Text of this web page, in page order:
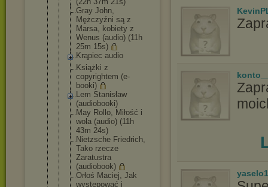
Gray John,
Mężczyźni są z
Marsa, kobiety z
Wenus (audio) (11h
25m 15s)
Krąpiec audio
Książki z
copyrightem (e-
booki)
Lem Stanisław
(audiobooki)
May Rollo, Miłość i
wola (audio) (11h
43m 24s)
Nietzsche Friedrich,
Tako rzecze
Zaratustra
(audiobook)
Orłoś Maciej, Jak
występować i